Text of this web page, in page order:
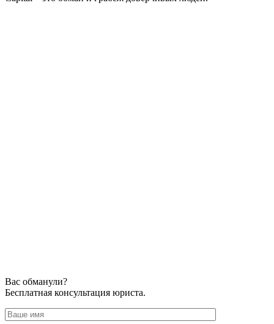
Вас обманули?
Бесплатная консультация юриста.